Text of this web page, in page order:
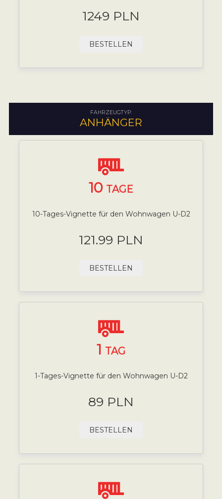
1249 PLN
BESTELLEN
FAHRZEUGTYP:
ANHÄNGER
10 TAGE
10-Tages-Vignette für den Wohnwagen U-D2
121.99 PLN
BESTELLEN
1 TAG
1-Tages-Vignette für den Wohnwagen U-D2
89 PLN
BESTELLEN